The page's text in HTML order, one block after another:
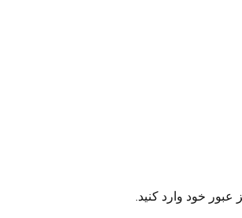
عبور خود وارد کنید.